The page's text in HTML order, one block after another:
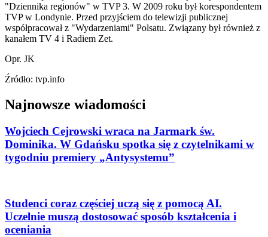
"Dziennika regionów" w TVP 3. W 2009 roku był korespondentem
TVP w Londynie. Przed przyjściem do telewizji publicznej
współpracował z "Wydarzeniami" Polsatu. Związany był również z
kanałem TV 4 i Radiem Zet.
Opr. JK
Źródło: tvp.info
Najnowsze wiadomości
Wojciech Cejrowski wraca na Jarmark św.
Dominika. W Gdańsku spotka się z czytelnikami w
tygodniu premiery „Antysystemu”
Studenci coraz częściej uczą się z pomocą AI.
Uczelnie muszą dostosować sposób kształcenia i
oceniania